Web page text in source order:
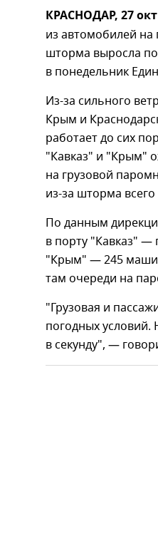
КРАСНОДАР, 27
из автомобилей
шторма выросла
в понедельник
Из-за сильного
Крым и
работает до сих
"Кавказ" и "Крым"
на грузовой
из-за шторма
По данным
в порту "Кавказ" —
"Крым" — 245
там очереди на
"Грузовая и
погодных условий.
в секунду", —